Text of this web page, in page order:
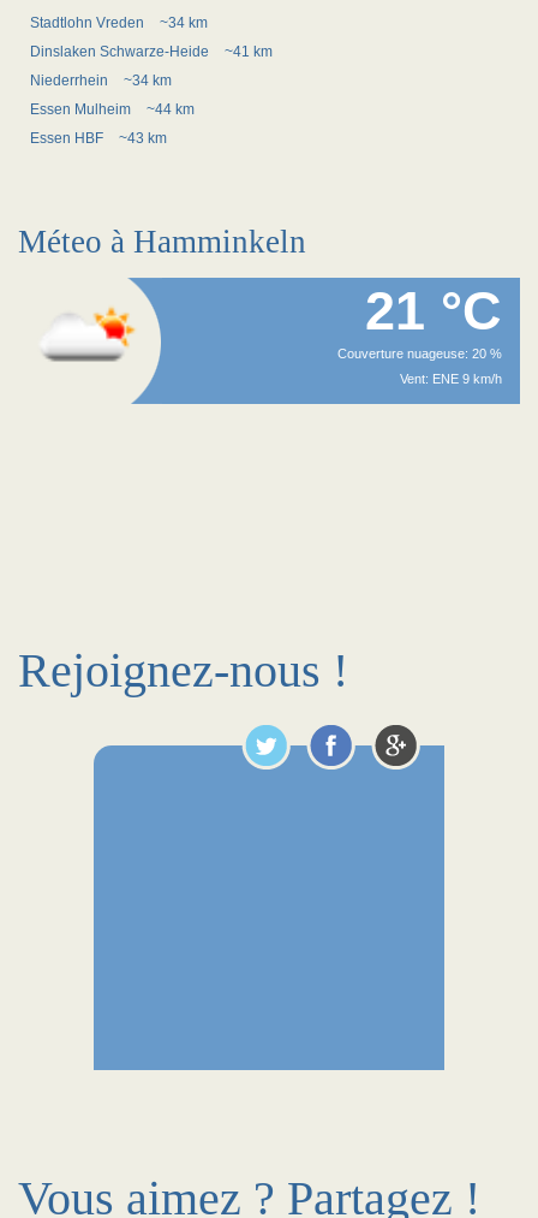
Stadtlohn Vreden
~34 km
Dinslaken Schwarze-Heide
~41 km
Niederrhein
~34 km
Essen Mulheim
~44 km
Essen HBF
~43 km
Méteo à Hamminkeln
21 °C
Couverture nuageuse: 20 %
Vent: ENE 9 km/h
Rejoignez-nous !
Vous aimez ? Partagez !